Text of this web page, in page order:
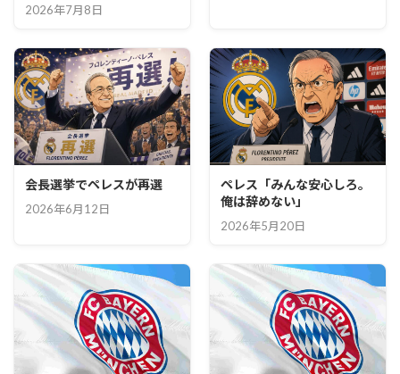
2026年7月8日
会長選挙でペレスが再選
2026年6月12日
ペレス「みんな安心しろ。
俺は辞めない」
2026年5月20日